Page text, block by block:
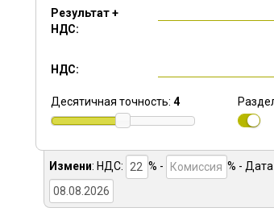
Результат +
НДС:
НДС:
Десятичная точность: 4
Измени: НДС: % - % - Дата